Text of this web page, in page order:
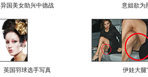
异国美女助兴中德战 意姐欲为
英国羽球选手写真 伊娃大腿